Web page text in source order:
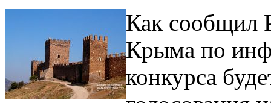
Как сообщил
Крыма по
конкурса